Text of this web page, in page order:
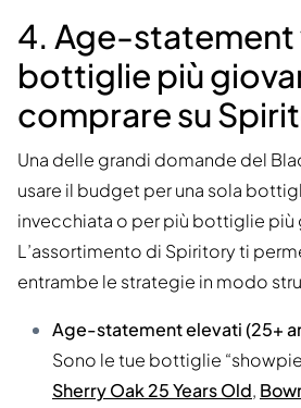
4. Age-statement
bottiglie più
comprare su
Una delle grandi domande del
usare il budget per una sola
invecchiata o per più bottiglie più
L’assortimento di Spiritory ti
entrambe le strategie in modo
Age-statement elevati (25+
Sono le tue bottiglie
Sherry Oak 25 Years Old,